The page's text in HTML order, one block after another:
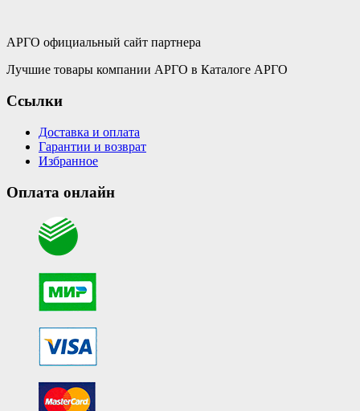
АРГО официальный сайт партнера
Лучшие товары компании АРГО в Каталоге АРГО
Ссылки
Доставка и оплата
Гарантии и возврат
Избранное
Оплата онлайн